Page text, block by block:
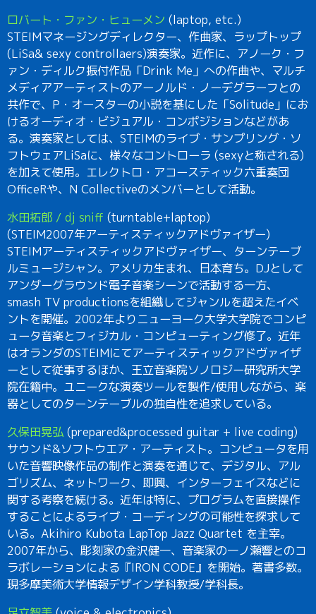
ロバート・ファン・ヒューメン (laptop, etc.)
STEIMマネージングディレクター、作曲家、ラップトップ
(LiSa& sexy controllaers)演奏家。近作に、アノーク・フ
ァン・ディルク振付作品「Drink Me」への作曲や、マルチ
メディアアーティストのアーノルド・ノーデグラーフとの
共作で、P・オースターの小説を基にした「Solitude」にお
けるオーディオ・ビジュアル・コンポジションなどがあ
る。演奏家としては、STEIMのライブ・サンプリング・ソ
フトウェアLiSaに、様々なコントローラ (sexyと称される)
を加えて使用。エレクトロ・アコースティック六重奏団
OfficeRや、N Collectiveのメンバーとして活動。
水田拓郎 / dj sniff (turntable+laptop)
(STEIM2007年アーティスティックアドヴァイザー)
STEIMアーティスティックアドヴァイザー、ターンテーブ
ルミュージシャン。アメリカ生まれ、日本育ち。DJとして
アンダーグラウンド電子音楽シーンで活動する一方、
smash TV productionsを組織してジャンルを超えたイベ
ントを開催。2002年よりニューヨーク大学大学院でコンピ
ュータ音楽とフィジカル・コンピューティング修了。近年
はオランダのSTEIMにてアーティスティックアドヴァイザ
ーとして従事するほか、王立音楽院ソノロジー研究所大学
院在籍中。ユニークな演奏ツールを製作/使用しながら、楽
器としてのターンテーブルの独自性を追求している。
久保田晃弘(prepared&processed guitar + live coding)
サウンド&ソフトウエア・アーティスト。コンピュータを用
いた音響映像作品の制作と演奏を通じて、デジタル、アル
ゴリズム、ネットワーク、即興、インターフェイスなどに
関する考察を続ける。近年は特に、プログラムを直接操作
することによるライブ・コーディングの可能性を探求して
いる。Akihiro Kubota LapTop Jazz Quartet を主宰。
2007年から、彫刻家の金沢健一、音楽家の一ノ瀬響とのコ
ラボレーションによる『IRON CODE』を開始。著書多数。
現多摩美術大学情報デザイン学科教授/学科長。